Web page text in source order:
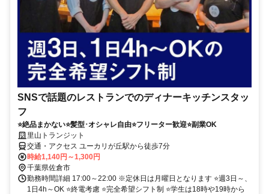
SNSで話題のレストランでのディナーキッチンスタッ
フ
⭐絶品まかない⭐髪型･オシャレ自由⭐フリーター歓迎⭐副業OK
里山トランジット
交通・アクセス ユーカリが丘駅から徒歩7分
時給1,140円～1,300円
千葉県佐倉市
勤務時間詳細 17:00～22:00 ※定休日は月曜日となります ⭐週3日～、
1日4h～OK ⭐終電考慮 ⭐完全希望シフト制 ⭐学生は18時や19時から